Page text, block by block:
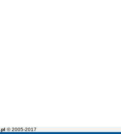
© 2005-2017